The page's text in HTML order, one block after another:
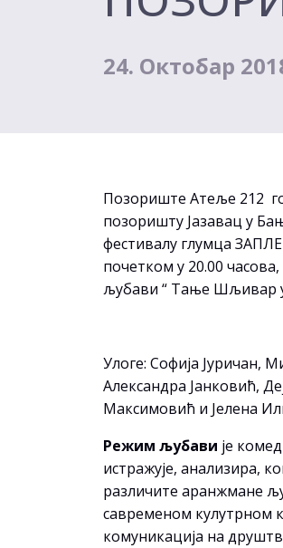
24. Октобар
Позориште Атеље 212
позоришту Јазавац у
фестивалу глумца
почетком у 20.00
љубави “ Тање Шљивар
Улоге: Софија Јуричан,
Александра Јанковић,
Максимовић и Јелена
Режим љубави је
истражује, анализира,
различите аранжмане
савременом кулутрном
комуникација на